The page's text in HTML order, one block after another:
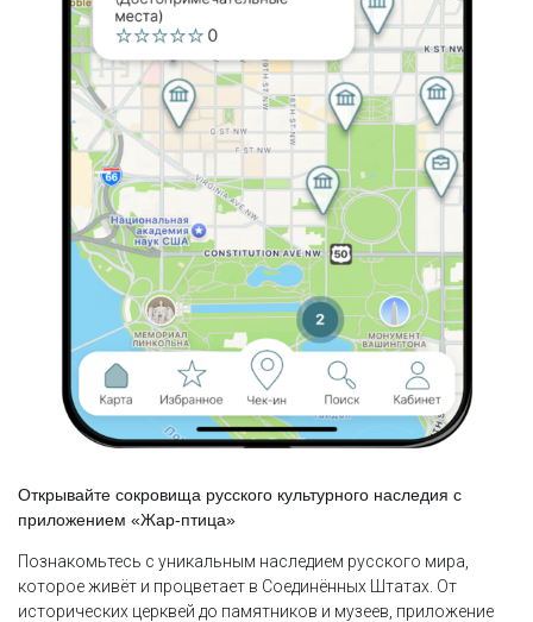
Открывайте сокровища русского культурного наследия с
приложением «Жар-птица»
Познакомьтесь с уникальным наследием русского мира,
которое живёт и процветает в Соединённых Штатах. От
исторических церквей до памятников и музеев, приложение